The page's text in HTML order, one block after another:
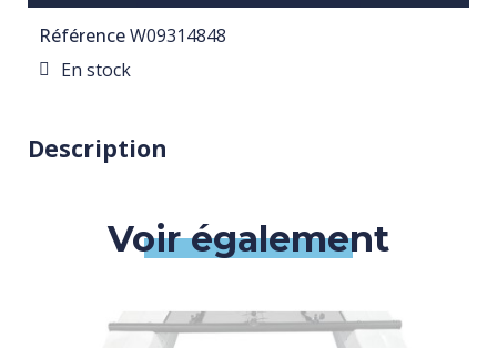
RéférenceW09314848
En stock
Description
Voir également